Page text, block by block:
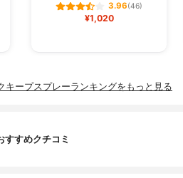
3.96(46)
¥1,020
キープスプレーランキングをもっと見る
すすめクチコミ